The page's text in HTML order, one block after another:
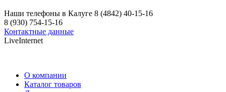
Наши телефоны в Калуге 8 (4842) 40-15-16
8 (930) 754-15-16
Контактные данные
LiveInternet
О компании
Каталог товаров